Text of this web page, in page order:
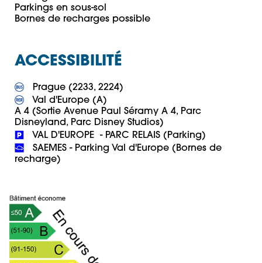
Parkings en sous-sol
Bornes de recharges possible
ACCESSIBILITÉ
Val d'Europe (A)
A 4 (Sortie Avenue Paul Séramy A 4, Parc
SAEMES - Parking Val d'Europe (Bornes de
recharge)